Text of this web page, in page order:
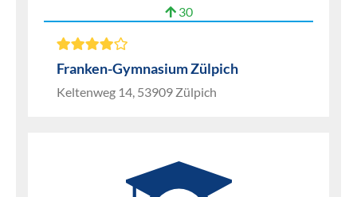
30
Franken-Gymnasium Zülpich
Keltenweg 14, 53909 Zülpich